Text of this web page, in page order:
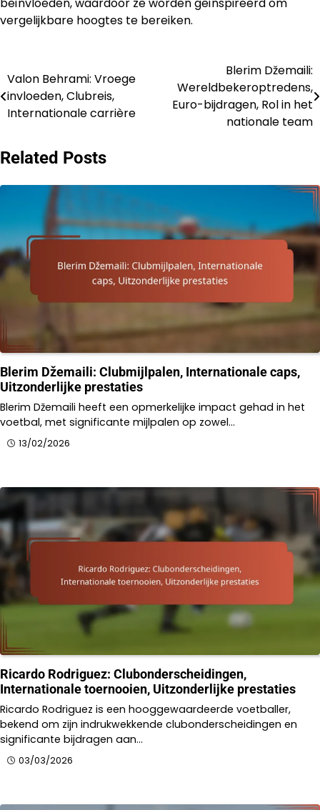
vergelijkbare hoogtes te bereiken.
Post
navigation
Valon Behrami: Vroege
invloeden, Clubreis,
Internationale carrière
Blerim Džemaili:
Wereldbekeroptredens,
Euro-bijdragen, Rol in het
nationale team
Related Posts
Blerim Džemaili: Clubmijlpalen, Internationale caps,
Uitzonderlijke prestaties
Blerim Džemaili heeft een opmerkelijke impact gehad in het
voetbal, met significante mijlpalen op zowel…
13/02/2026
Ricardo Rodriguez: Clubonderscheidingen,
Internationale toernooien, Uitzonderlijke prestaties
Ricardo Rodriguez is een hooggewaardeerde voetballer,
bekend om zijn indrukwekkende clubonderscheidingen en
significante bijdragen aan…
03/03/2026